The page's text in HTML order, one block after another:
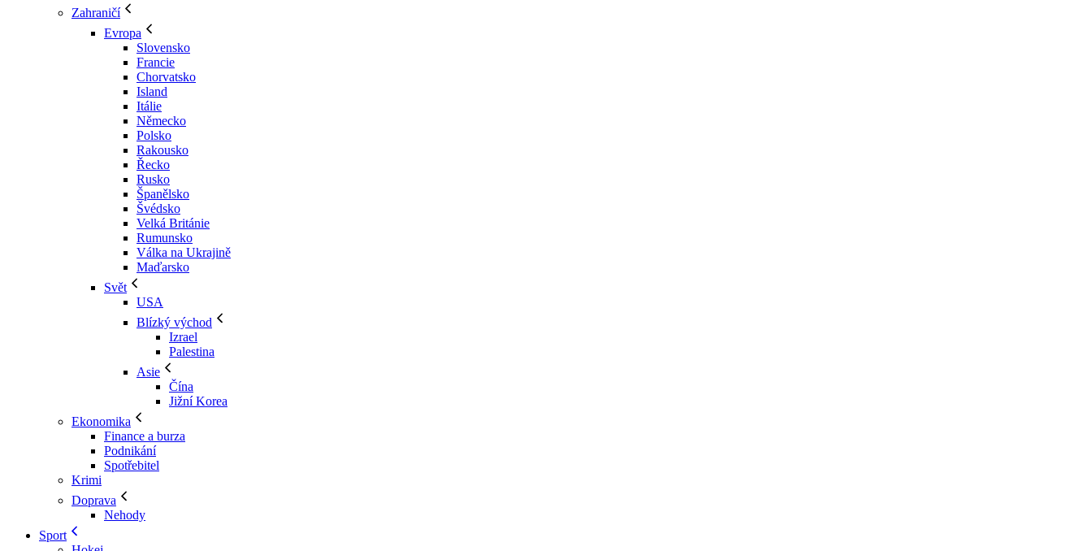
Zahraničí
Evropa
Slovensko
Francie
Chorvatsko
Island
Itálie
Německo
Polsko
Rakousko
Řecko
Rusko
Španělsko
Švédsko
Velká Británie
Rumunsko
Válka na Ukrajině
Maďarsko
Svět
USA
Blízký východ
Izrael
Palestina
Asie
Čína
Jižní Korea
Ekonomika
Finance a burza
Podnikání
Spotřebitel
Krimi
Doprava
Nehody
Sport